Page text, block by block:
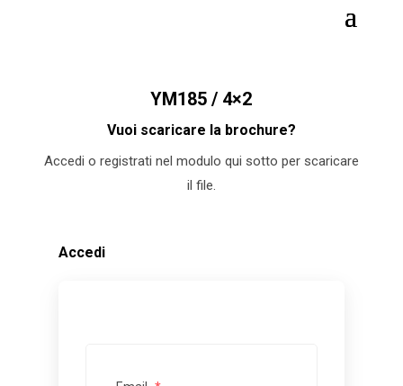
YM185 / 4×2
Vuoi scaricare la brochure?
Accedi o registrati nel modulo qui sotto per scaricare
il file.
Accedi